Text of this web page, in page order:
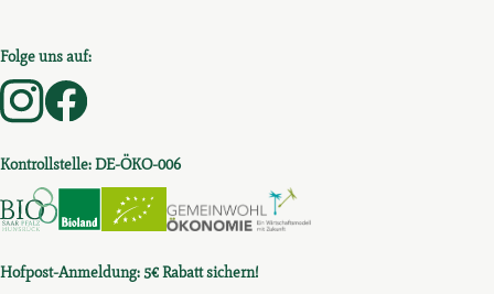
Folge uns auf:
Externer Link zu https://www.instagram.com/
Kontrollstelle: DE-ÖKO-006
Externer Link zu https://www.bio-saar-pfalz-
Externer Link zu https://www.bioc.info/
Externer Link zu https://
Hofpost-Anmeldung: 5€ Rabatt sichern!